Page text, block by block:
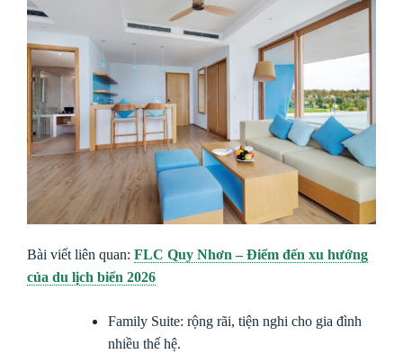
Bài viết liên quan: FLC Quy Nhơn – Điểm đến xu hướng
của du lịch biển 2026
Family Suite: rộng rãi, tiện nghi cho gia đình
nhiều thế hệ.